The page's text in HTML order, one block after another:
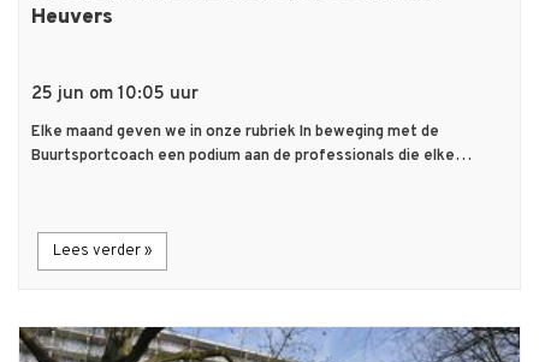
Heuvers
25 jun om 10:05 uur
Elke maand geven we in onze rubriek In beweging met de
Buurtsportcoach een podium aan de professionals die elke…
Lees verder »